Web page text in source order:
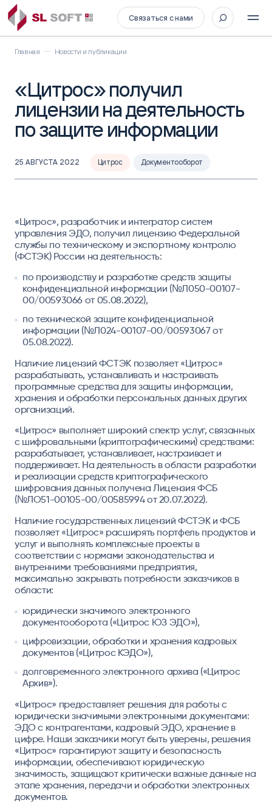
Связаться с нами
Главная Новости и публикации
«Цитрос» получил
лицензии на деятельность
по защите информации
25 АВГУСТА 2022 Цитрос Документооборот
«Цитрос», разработчик и интегратор систем
управления ЭДО, получил лицензию Федеральной
службы по техническому и экспортному контролю
(ФСТЭК) России на деятельность:
по производству и разработке средств защиты
конфиденциальной информации (№Л050-00107-
00/00593066 от 05.08.2022),
по технической защите конфиденциальной
информации (№Л024-00107-00/00593067 от
05.08.2022).
Наличие лицензий ФСТЭК позволяет «Цитрос»
разрабатывать, устанавливать и настраивать
программные средства для защиты информации,
хранения и обработки персональных данных других
организаций.
«Цитрос» выполняет широкий спектр услуг, связанных
с шифровальными (криптографическими) средствами:
разрабатывает, устанавливает, настраивает и
поддерживает. На деятельность в области разработки
и реализации средств криптографического
шифрования данных получена Лицензия ФСБ
(№ЛО51-00105-00/00585994 от 20.07.2022).
Наличие государственных лицензий ФСТЭК и ФСБ
позволяет «Цитрос» расширять портфель продуктов и
услуг и выполнять комплексные проекты в
соответствии с нормами законодательства и
внутренними требованиями предприятия,
максимально закрывать потребности заказчиков в
области:
юридически значимого электронного
документооборота («Цитрос ЮЗ ЭДО»),
цифровизации, обработки и хранения кадровых
документов («Цитрос КЭДО»),
долговременного электронного архива («Цитрос
Архив»).
«Цитрос» предоставляет решения для работы с
юридически значимыми электронными документами:
ЭДО с контрагентами, кадровый ЭДО, хранение в
цифре. Наши заказчики могут быть уверены, решения
«Цитрос» гарантируют защиту и безопасность
информации, обеспечивают юридическую
значимость, защищают критически важные данные на
этапе хранения, передачи и обработки электронных
документов.